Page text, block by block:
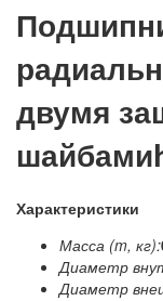
двумя
Характеристики
Масса (m, кг):
Диаметр
Диаметр